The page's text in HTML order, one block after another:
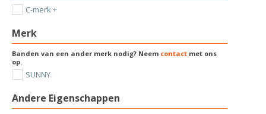
C-merk +
Merk
Banden van een ander merk nodig? Neem contact met ons
op.
SUNNY
Andere Eigenschappen